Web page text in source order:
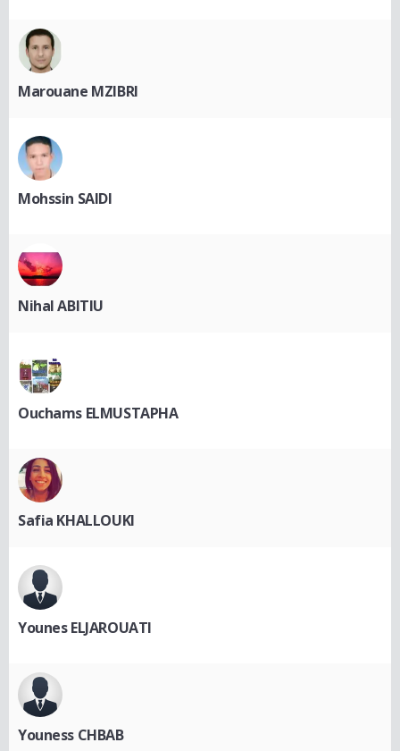
Marouane MZIBRI
Mohssin SAIDI
Nihal ABITIU
Ouchams ELMUSTAPHA
Safia KHALLOUKI
Younes ELJAROUATI
Youness CHBAB